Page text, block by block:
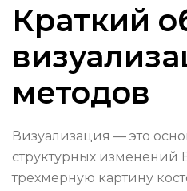
Краткий
методов
Визуализация — это
структурных изменений
трёхмерную картину